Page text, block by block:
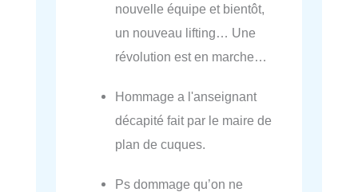
nouvelle équipe et bientôt,
un nouveau lifting… Une
révolution est en marche…
Hommage a l'anseignant
décapité fait par le maire de
plan de cuques.
Ps dommage qu’on ne